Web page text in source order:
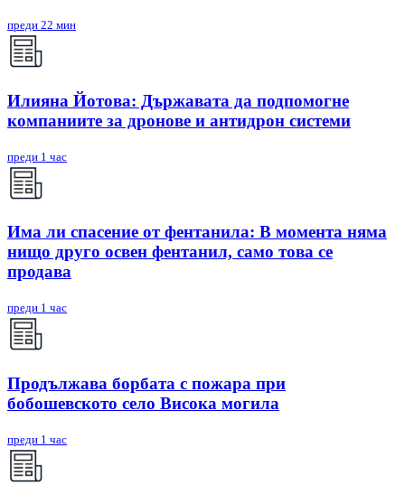
преди 22 мин
Илияна Йотова: Държавата да подпомогне
компаниите за дронове и антидрон системи
преди 1 час
Има ли спасение от фентанила: В момента няма
нищо друго освен фентанил, само това се
продава
преди 1 час
Продължава борбата с пожара при
бобошевското село Висока могила
преди 1 час